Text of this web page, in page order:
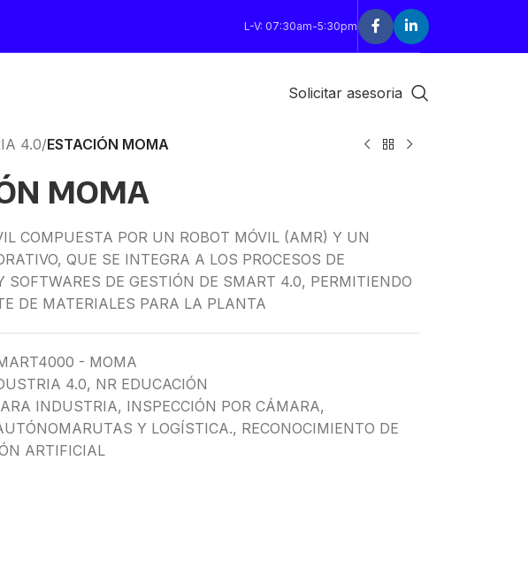
L-V: 07:30am-5:30pm
Solicitar asesoria
4.0/ESTACIÓN MOMA
MOMA
COMPUESTA POR UN ROBOT MÓVIL (AMR) Y UN
QUE SE INTEGRA A LOS PROCESOS DE
SOFTWARES DE GESTIÓN DE SMART 4.0, PERMITIENDO
DE MATERIALES PARA LA PLANTA
- MOMA
4.0, NR EDUCACIÓN
INDUSTRIA, INSPECCIÓN POR CÁMARA,
Y LOGÍSTICA., RECONOCIMIENTO DE
ARTIFICIAL